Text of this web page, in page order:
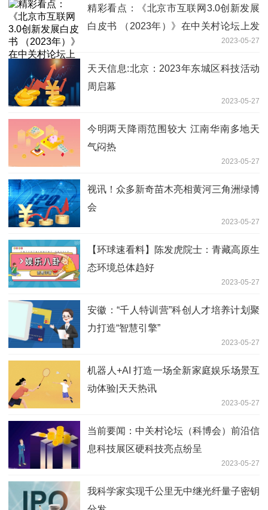
精彩看点：《北京市互联网3.0创新发展
白皮书 （2023年）》在中关村论坛上发
2023-05-27
天天信息:北京：2023年东城区科技活动
周启幕
2023-05-27
今明两天降雨范围较大 江南华南多地天
气闷热
2023-05-27
视讯！众多新奇苗木亮相黄河三角洲绿博
会
2023-05-27
【环球速看料】陈发虎院士：青藏高原生
态环境总体趋好
2023-05-27
安徽：“千人特训营”科创人才培养计划聚
力打造“智慧引擎”
2023-05-27
机器人+AI 打造一场全新家庭娱乐场景互
动体验|天天热讯
2023-05-27
当前要闻：中关村论坛（科博会）前沿信
息科技展区硬科技亮点纷呈
2023-05-27
我科学家实现千公里无中继光纤量子密钥